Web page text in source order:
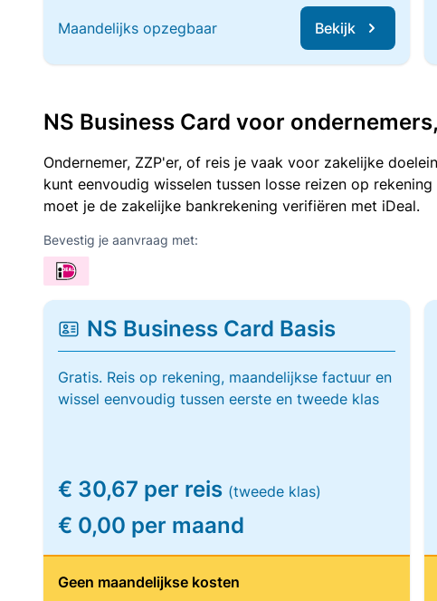
Maandelijks opzegbaar Bekijk
NS Business Card voor
Ondernemer, ZZP'er, of reis je vaak voor zakelijke
kunt eenvoudig wisselen tussen losse reizen op
moet je de zakelijke bankrekening verifiëren met iDeal.
Bevestig je aanvraag met:
NS Business Card Basis
Gratis. Reis op rekening, maandelijkse factuur en
wissel eenvoudig tussen eerste en tweede klas
€ 30,67 per reis (tweede klas)
€ 0,00 per maand
Geen maandelijkse kosten